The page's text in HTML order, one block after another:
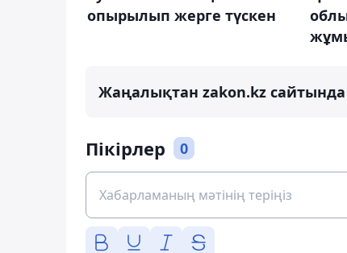
опырылып жерге түскен
Жаңалықтан zakon.kz
Пікірлер 0